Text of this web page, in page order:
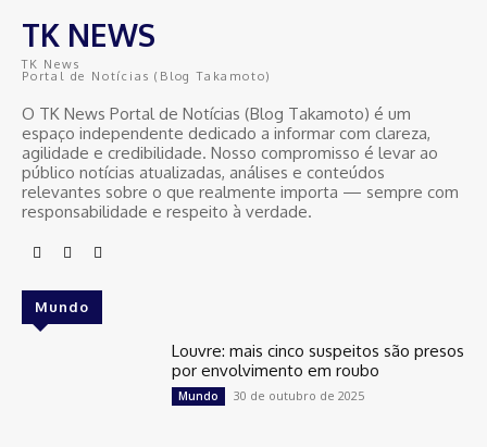
TK NEWS
TK News
Portal de Notícias (Blog Takamoto)
O TK News Portal de Notícias (Blog Takamoto) é um
espaço independente dedicado a informar com clareza,
agilidade e credibilidade. Nosso compromisso é levar ao
público notícias atualizadas, análises e conteúdos
relevantes sobre o que realmente importa — sempre com
responsabilidade e respeito à verdade.
Mundo
Louvre: mais cinco suspeitos são presos
por envolvimento em roubo
Mundo 30 de outubro de 2025